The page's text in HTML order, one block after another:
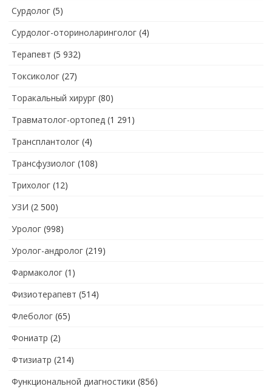
Сурдолог (5)
Сурдолог-оториноларинголог (4)
Терапевт (5 932)
Токсиколог (27)
Торакальный хирург (80)
Травматолог-ортопед (1 291)
Трансплантолог (4)
Трансфузиолог (108)
Трихолог (12)
УЗИ (2 500)
Уролог (998)
Уролог-андролог (219)
Фармаколог (1)
Физиотерапевт (514)
Флеболог (65)
Фониатр (2)
Фтизиатр (214)
Функциональной диагностики (856)